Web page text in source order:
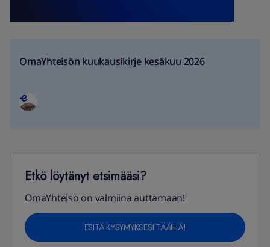
OmaYhteisön kuukausikirje kesäkuu 2026
Etkö löytänyt etsimääsi?
OmaYhteisö on valmiina auttamaan!
ESITÄ KYSYMYKSESI TÄÄLLÄ!